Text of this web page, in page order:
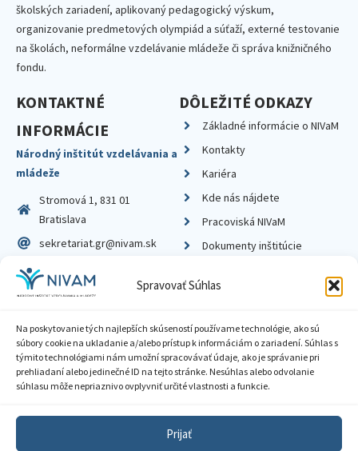
Spravovať Súhlas
Na poskytovanie tých najlepších skúseností používame technológie, ako sú
súbory cookie na ukladanie a/alebo prístup k informáciám o zariadení. Súhlas s
týmito technológiami nám umožní spracovávať údaje, ako je správanie pri
prehliadaní alebo jedinečné ID na tejto stránke. Nesúhlas alebo odvolanie
súhlasu môže nepriaznivo ovplyvniť určité vlastnosti a funkcie.
Prijať
školských zariadení, aplikovaný pedagogický výskum,
organizovanie predmetových olympiád a súťaží, externé testovanie
na školách, neformálne vzdelávanie mládeže či správa knižničného
fondu.
KONTAKTNÉ
INFORMÁCIE
Národný inštitút vzdelávania a
mládeže
Stromová 1, 831 01
Bratislava
sekretariat.gr@nivam.sk
IČO: 00164348
DIČ: 2020798714
DÔLEŽITÉ ODKAZY
Základné informácie o NIVaM
Kontakty
Kariéra
Kde nás nájdete
Pracoviská NIVaM
Dokumenty inštitúcie
Zásady ochrany súkromia
Sprístupnenie informácií